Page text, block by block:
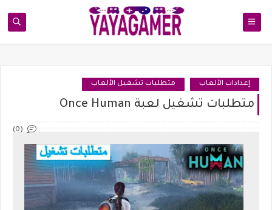
إعدادات الألعاب متطلبات تشغيل الألعاب
متطلبات تشغيل لعبة Once Human
(0)